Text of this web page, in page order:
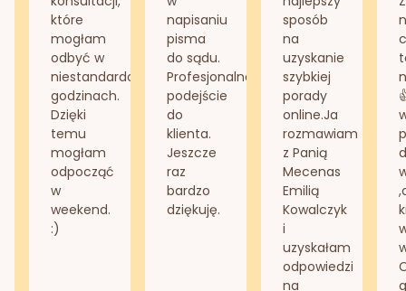
które
mogłam
odbyć w
niestandardowych
godzinach.
Dzięki
temu
mogłam
odpocząć
w
weekend.
:)
napisaniu
pisma
do sądu.
Profesjonalne
podejście
do
klienta.
Jeszcze
raz
bardzo
dziękuję.
sposób
na
uzyskanie
szybkiej
porady
online.Ja
rozmawiam
z Panią
Mecenas
Emilią
Kowalczyk
i
uzyskałam
odpowiedzi
na